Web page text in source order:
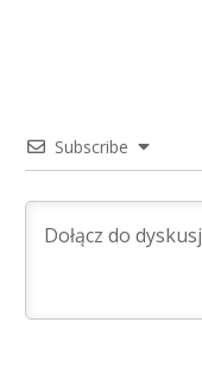
Subscribe